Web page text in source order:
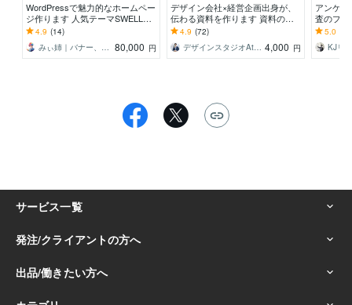
WordPressで魅力的なホームペー
ジ作ります 人気テーマSWELL使
用・安心の対応でご相談にのりま
す！
4.9 (14)
みぃ姉｜バナー、HP、LP制作 80,000 円
デザイン会社×経営企画出身が、
伝わる資料を作ります 資料の意
図を共有し、伝わる資料を共につ
くるパートナーです
4.9 (72)
デザインスタジオAtoZ 4,000 円
アンケ
査のプ
ト/ブロ
論/プレ
5.0
KJリ